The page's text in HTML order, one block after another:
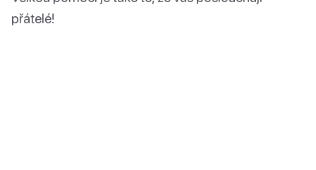
přátelé!